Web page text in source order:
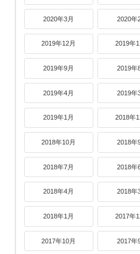
2020年3月 2020年
2019年12月 2019年
2019年9月 2019年
2019年4月 2019年
2019年1月 2018年
2018年10月 2018年
2018年7月 2018年
2018年4月 2018年
2018年1月 2017年
2017年10月 2017年